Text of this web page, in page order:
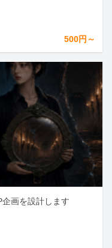
500円～
画を設計します